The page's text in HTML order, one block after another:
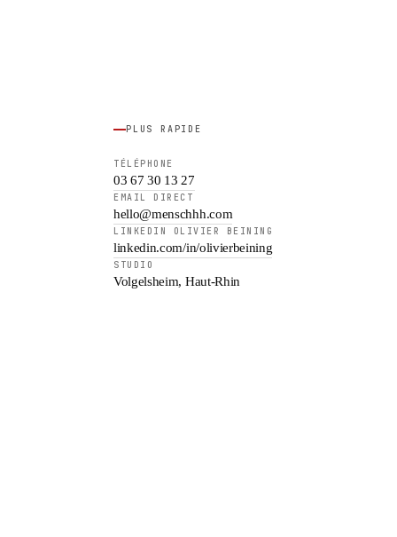
PLUS RAPIDE
TÉLÉPHONE
03 67 30 13 27
EMAIL DIRECT
hello@menschhh.com
LINKEDIN OLIVIER BEINING
linkedin.com/in/olivierbeining
STUDIO
Volgelsheim, Haut-Rhin